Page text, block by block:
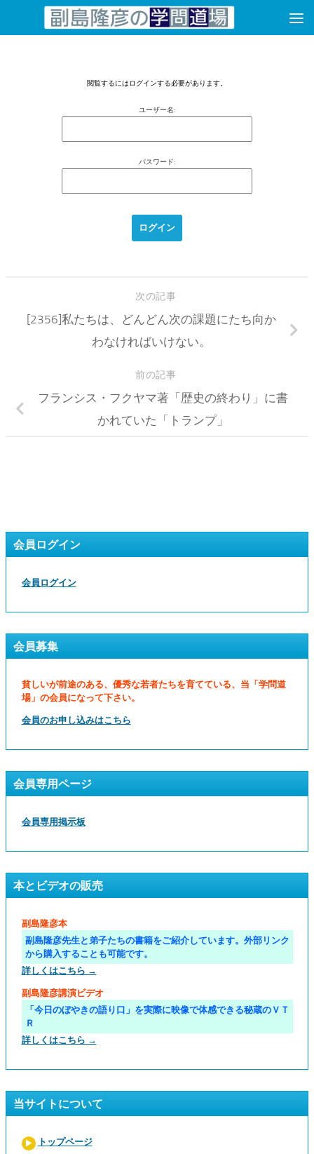
コンテンツへスキップ
閲覧するにはログインする必要があります。
ユーザー名:
パスワード:
次の記事
[2356]私たちは、どんどん次の課題にたち向か
わなければいけない。
前の記事
フランシス・フクヤマ著「歴史の終わり」に書
かれていた「トランプ」
会員ログイン
会員ログイン
会員募集
貧しいが前途のある、優秀な若者たちを育てている、当「学問道
場」の会員になって下さい。
会員のお申し込みはこちら
会員専用ページ
会員専用掲示板
本とビデオの販売
副島隆彦本
副島隆彦先生と弟子たちの書籍をご紹介しています。外部リンク
から購入することも可能です。
詳しくはこちら →
副島隆彦講演ビデオ
「今日のぼやきの語り口」を実際に映像で体感できる秘蔵のＶＴ
Ｒ
詳しくはこちら →
当サイトについて
トップページ